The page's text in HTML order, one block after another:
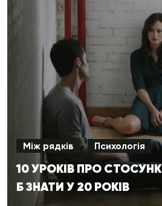
Між рядків Психологія
10 УРОКІВ ПРО
Б ЗНАТИ У 20 РОКІВ